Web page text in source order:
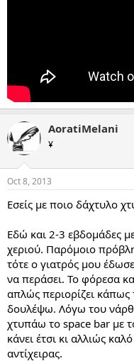
AoratiMelani
¥
Oct 8, 2013
Εσείς με ποιο δάχτυλο
Εδώ και 2-3 εβδομάδες
χεριού. Παρόμοιο
τότε ο γιατρός μου
να περάσει. Το φόρεσα
απλώς περιορίζει
δουλέψω. Λόγω του
χτυπάω το space bar με
κάνει έτσι κι αλλιώς
αντίχειρας.